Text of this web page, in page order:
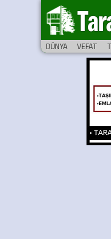
DÜNYA VEFAT